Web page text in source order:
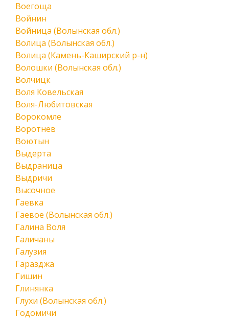
Воегоща
Войнин
Войница (Волынская обл.)
Волица (Волынская обл.)
Волица (Камень-Каширский р-н)
Волошки (Волынская обл.)
Волчицк
Воля Ковельская
Воля-Любитовская
Ворокомле
Воротнев
Воютын
Выдерта
Выдраница
Выдричи
Высочное
Гаевка
Гаевое (Волынская обл.)
Галина Воля
Галичаны
Галузия
Гаразджа
Гишин
Глинянка
Глухи (Волынская обл.)
Годомичи